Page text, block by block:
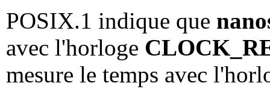
POSIX.1 indique que
avec l'horloge
mesure le temps avec